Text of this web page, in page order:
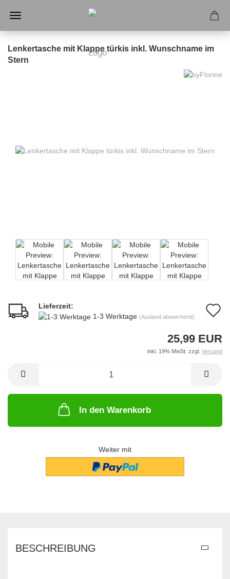
Lenkertasche mit Klappe türkis inkl. Wunschname im
Stern
Lieferzeit:
1-3 Werktage (Ausland abweichend)
25,99 EUR
inkl. 19% MwSt. zzgl. Versand
In den Warenkorb
Weiter mit
BESCHREIBUNG